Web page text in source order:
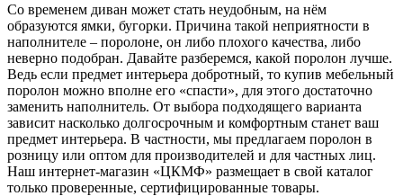
Со временем диван может стать неудобным, на нём
образуются ямки, бугорки. Причина такой неприятности в
наполнителе – поролоне, он либо плохого качества, либо
неверно подобран. Давайте разберемся, какой поролон лучше.
Ведь если предмет интерьера добротный, то купив мебельный
поролон можно вполне его «спасти», для этого достаточно
заменить наполнитель. От выбора подходящего варианта
зависит насколько долгосрочным и комфортным станет ваш
предмет интерьера. В частности, мы предлагаем поролон в
розницу или оптом для производителей и для частных лиц.
Наш интернет-магазин «ЦКМФ» размещает в свой каталог
только проверенные, сертифицированные товары.